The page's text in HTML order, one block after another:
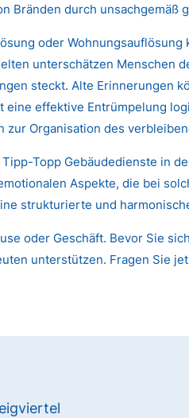
Bränden durch unsachgemäß
oder Wohnungsauflösung
unterschätzen Menschen
steckt. Alte Erinnerungen
effektive Entrümpelung
Organisation des
Topp Gebäudedienste in
Aspekte, die bei
strukturierte und
oder Geschäft. Bevor Sie
unterstützen. Fragen Sie